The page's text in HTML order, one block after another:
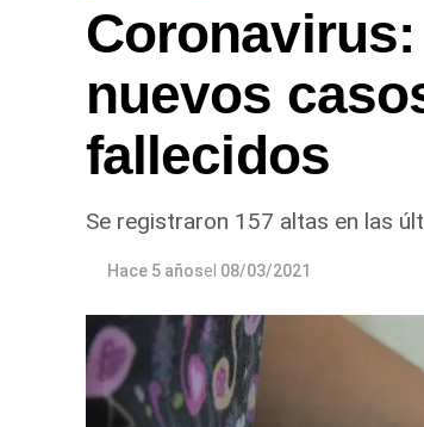
nuevos
fallecidos
Se registraron 157 altas en las
Hace 5 añosel 08/03/2021